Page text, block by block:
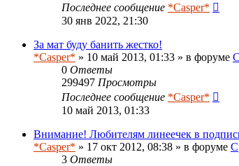
Последнее сообщение *Casper*
30 янв 2022, 21:30
За мат буду банить жестко!
*Casper* » 10 май 2013, 01:33 » в форуме
0 Ответы
299497 Просмотры
Последнее сообщение *Casper*
10 май 2013, 01:33
Внимание! Любителям линеечек в
*Casper* » 17 окт 2012, 08:38 » в форуме
3 Ответы